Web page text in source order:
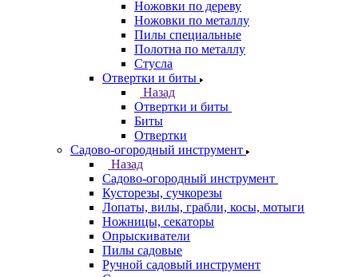
Ножовки по дереву
Ножовки по металлу
Пилы специальные
Полотна по металлу
Стусла
Отвертки и биты
Назад
Отвертки и биты
Биты
Отвертки
Садово-огородный инструмент
Назад
Садово-огородный инструмент
Кусторезы, сучкорезы
Лопаты, вилы, грабли, косы, мотыги
Ножницы, секаторы
Опрыскиватели
Пилы садовые
Ручной садовый инструмент